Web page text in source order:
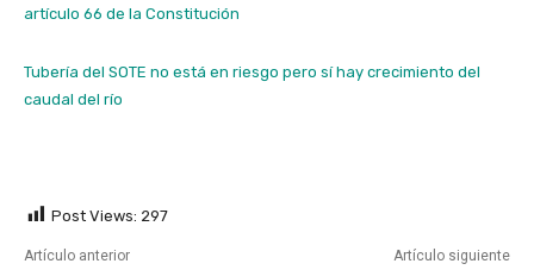
artículo 66 de la Constitución
Tubería del SOTE no está en riesgo pero sí hay crecimiento del
caudal del río
Post Views: 297
Artículo anterior Artículo siguiente